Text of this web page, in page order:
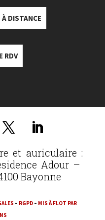
DISTANCE
RDV
et auriculaire :
Adour –
Bayonne
– RGPD – MIS À FLOT PAR